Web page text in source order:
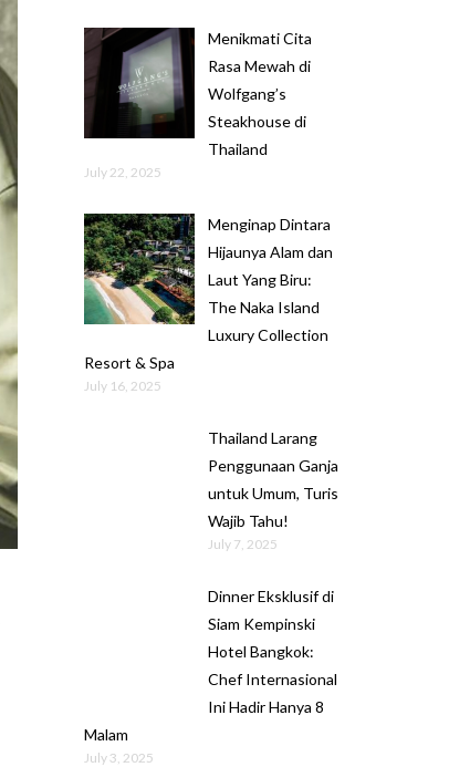
Menikmati Cita
Rasa Mewah di
Wolfgang’s
Steakhouse di
Thailand
July 22, 2025
Menginap Dintara
Hijaunya Alam dan
Laut Yang Biru:
The Naka Island
Luxury Collection
Resort & Spa
July 16, 2025
Thailand Larang
Penggunaan Ganja
untuk Umum, Turis
Wajib Tahu!
July 7, 2025
Dinner Eksklusif di
Siam Kempinski
Hotel Bangkok:
Chef Internasional
Ini Hadir Hanya 8
Malam
July 3, 2025